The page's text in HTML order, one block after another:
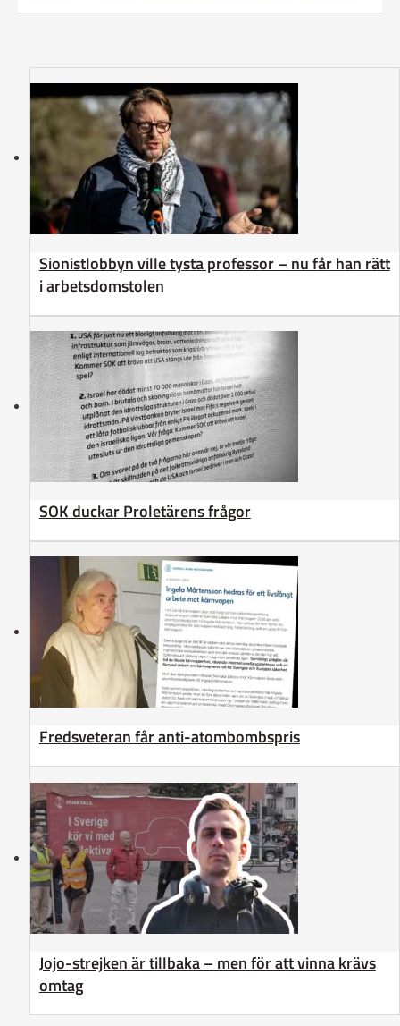
Sionistlobbyn ville tysta professor – nu får han rätt
i arbetsdomstolen
SOK duckar Proletärens frågor
Fredsveteran får anti-atombombspris
Jojo-strejken är tillbaka – men för att vinna krävs
omtag